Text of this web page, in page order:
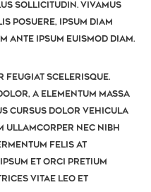
sollicitudin. Vivamus
posuere, ipsum diam
ante ipsum euismod diam.
feugiat scelerisque.
a elementum massa
cursus dolor vehicula
ullamcorper nec nibh
felis at
et orci pretium
vitae leo et